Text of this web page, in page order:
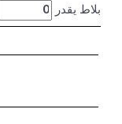
بلاط يقدر